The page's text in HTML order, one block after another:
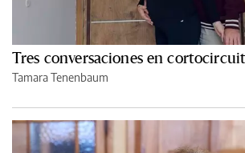
Tres conversaciones en
Tamara Tenenbaum